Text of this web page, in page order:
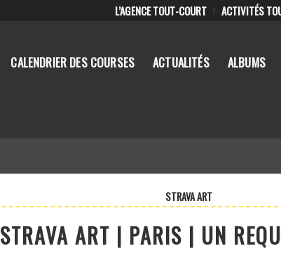
L’AGENCE TOUT-COURT ACTIVITÉS
CALENDRIER DES COURSES ACTUALITÉS ALBUMS
STRAVA ART
STRAVA ART | PARIS | UN